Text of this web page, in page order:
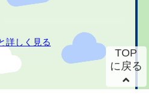
詳しく見る
TOP
に戻る